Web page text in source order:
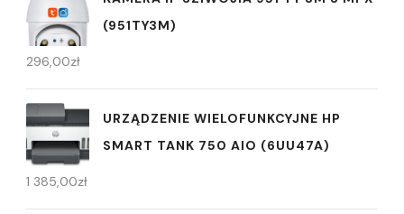
(951TY3M)
296,00zł
URZĄDZENIE WIELOFUNKCYJNE HP
SMART TANK 750 AIO (6UU47A)
1 385,00zł